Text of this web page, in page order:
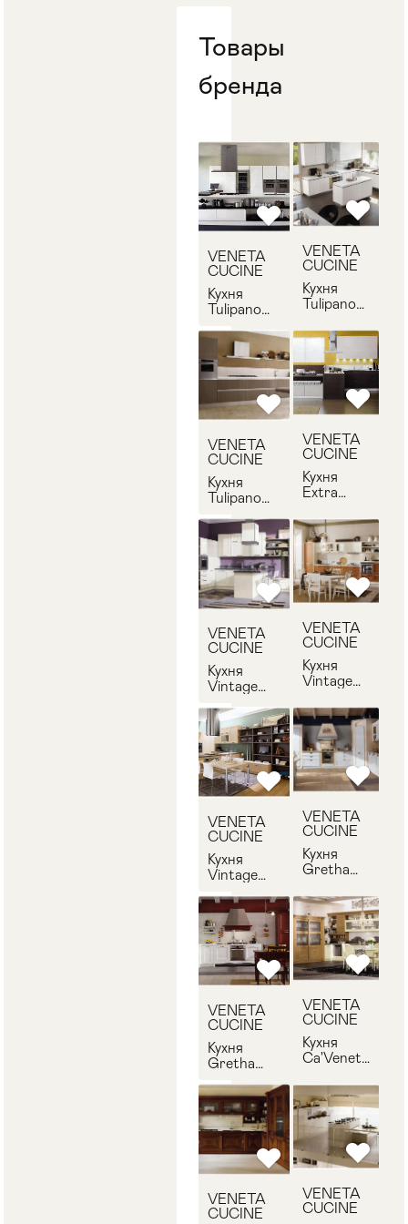
Товары
бренда
VENETA
CUCINE
Кухня
Tulipano
CUCINE
Tulipano
VENETA
CUCINE
Кухня
Tulipano
CUCINE
Tulipano-2
VENETA
CUCINE
Кухня
Tulipano
CUCINE
Tulipano-3
VENETA
CUCINE
Кухня
Extra
CUCINE
Extra-4
VENETA
CUCINE
Кухня
Vintage
CUCINE
Vintage
VENETA
CUCINE
Кухня
Vintage
CUCINE
Vintage-2
VENETA
CUCINE
Кухня
Vintage
CUCINE
Vintage-3
VENETA
CUCINE
Кухня
Gretha
CUCINE
Gretha
VENETA
CUCINE
Кухня
Gretha
CUCINE
Gretha-2
VENETA
CUCINE
Кухня
Ca'Veneta
CUCINE
Ca'Veneta
VENETA
CUCINE
VENETA
CUCINE